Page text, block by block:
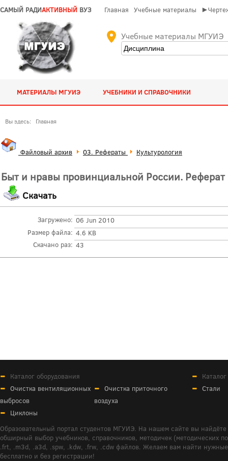
САМЫЙ РАДИАКТИВНЫЙ ВУЗ Главная Учебные материалы
Учебные материалы МГУИЭ
МАТЕРИАЛЫ МГУИЭ УЧЕБНИКИ И СПРАВОЧНИКИ
Вы здесь: Главная
Файловый архив 03. Рефераты Культурология
Быт и нравы провинциальной России. Реферат
Скачать
Загружено: 06 Jun 2010
Размер файла: 4.6 KB
Скачано раз: 43
Каталог оборудования
Очистка вентиляционных
выбросов
Очистка приточного
воздуха
Циклоны
Стали
Образовательный портал студентов МГУИЭ. На нашем сайте вы
обширный выбор учебников, справочников, методичек (методических
.frt, .m3d, .a3d, .spw, .kdw, .frw, .cdw файлов. Желаем вам найти
бесплатно и без регистрации!